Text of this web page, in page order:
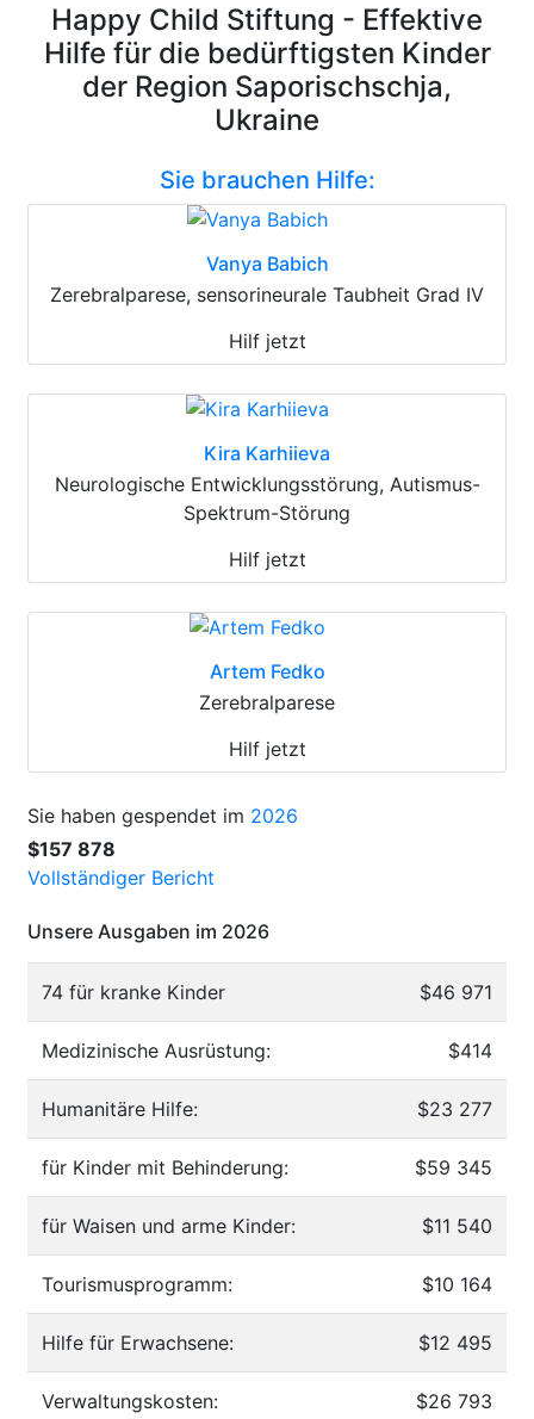
Happy Child Stiftung - Effektive
Hilfe für die bedürftigsten Kinder
der Region Saporischschja,
Ukraine
Sie brauchen Hilfe:
Vanya Babich
Zerebralparese, sensorineurale Taubheit Grad IV
Hilf jetzt
Kira Karhiieva
Neurologische Entwicklungsstörung, Autismus-
Spektrum-Störung
Hilf jetzt
Artem Fedko
Zerebralparese
Hilf jetzt
Sie haben gespendet im 2026
$157 878
Vollständiger Bericht
Unsere Ausgaben im 2026
74 für kranke Kinder $46 971
Medizinische Ausrüstung: $414
Humanitäre Hilfe: $23 277
für Kinder mit Behinderung: $59 345
für Waisen und arme Kinder: $11 540
Tourismusprogramm: $10 164
Hilfe für Erwachsene: $12 495
Verwaltungskosten: $26 793